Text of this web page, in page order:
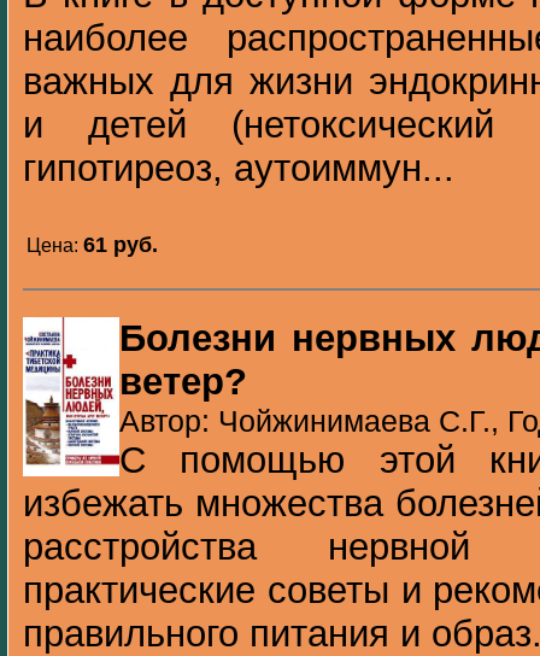
наиболее
важных для жизни
и детей (нетоксический
гипотиреоз, аутоиммун...
Цена: 61 pуб.
Болезни нервных
ветер?
Автор: Чойжинимаева С.Г.,
С помощью этой
избежать множества
расстройства нервной
практические советы и
правильного питания и